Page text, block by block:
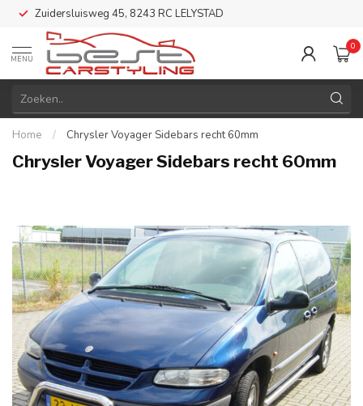
Zuidersluisweg 45, 8243 RC LELYSTAD
MENU
0
Home / Chrysler Voyager Sidebars recht 60mm
Chrysler Voyager Sidebars recht 60mm